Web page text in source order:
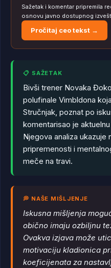
Sažetak i komentar pripremila
osnovu javno dostupnog
Pročitaj ceo tekst →
📋 SAŽETAK
Bivši trener Novaka
polufinale Vimbldona
Stručnjak, poznat po
komentarisao je
Njegova analiza ukazuje
pripremenosti i
meče na travi.
💭 NAŠE MIŠLJENJE
Iskusna mišljenja
obično imaju ozbiljnu
Ovakva izjava može
motivaciju kladionica
koeficijenata za